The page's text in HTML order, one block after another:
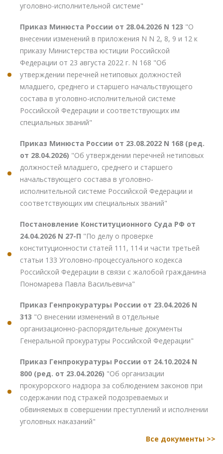
уголовно-исполнительной системе"
Приказ Минюста России от 28.04.2026 N 123 "О
внесении изменений в приложения N N 2, 8, 9 и 12 к
приказу Министерства юстиции Российской
Федерации от 23 августа 2022 г. N 168 "Об
утверждении перечней нетиповых должностей
младшего, среднего и старшего начальствующего
состава в уголовно-исполнительной системе
Российской Федерации и соответствующих им
специальных званий"
Приказ Минюста России от 23.08.2022 N 168 (ред.
от 28.04.2026) "Об утверждении перечней нетиповых
должностей младшего, среднего и старшего
начальствующего состава в уголовно-
исполнительной системе Российской Федерации и
соответствующих им специальных званий"
Постановление Конституционного Суда РФ от
24.04.2026 N 27-П "По делу о проверке
конституционности статей 111, 114 и части третьей
статьи 133 Уголовно-процессуального кодекса
Российской Федерации в связи с жалобой гражданина
Пономарева Павла Васильевича"
Приказ Генпрокуратуры России от 23.04.2026 N
313 "О внесении изменений в отдельные
организационно-распорядительные документы
Генеральной прокуратуры Российской Федерации"
Приказ Генпрокуратуры России от 24.10.2024 N
800 (ред. от 23.04.2026) "Об организации
прокурорского надзора за соблюдением законов при
содержании под стражей подозреваемых и
обвиняемых в совершении преступлений и исполнении
уголовных наказаний"
Все документы >>